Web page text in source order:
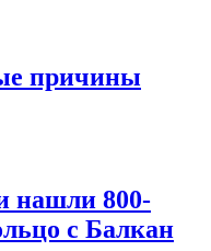
причины
нашли 800-
с Балкан